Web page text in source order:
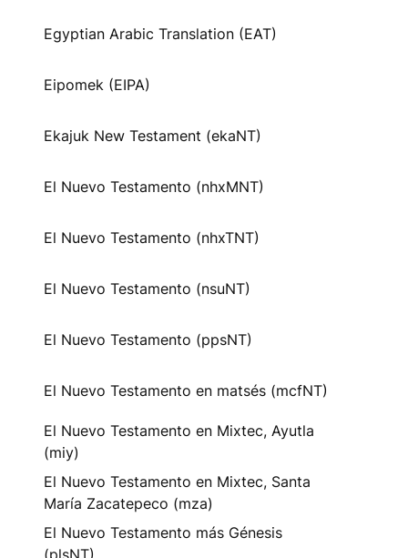
Egyptian Arabic Translation (EAT)
Eipomek (EIPA)
Ekajuk New Testament (ekaNT)
El Nuevo Testamento (nhxMNT)
El Nuevo Testamento (nhxTNT)
El Nuevo Testamento (nsuNT)
El Nuevo Testamento (ppsNT)
El Nuevo Testamento en matsés (mcfNT)
El Nuevo Testamento en Mixtec, Ayutla
(miy)
El Nuevo Testamento en Mixtec, Santa
María Zacatepeco (mza)
El Nuevo Testamento más Génesis
(plsNT)